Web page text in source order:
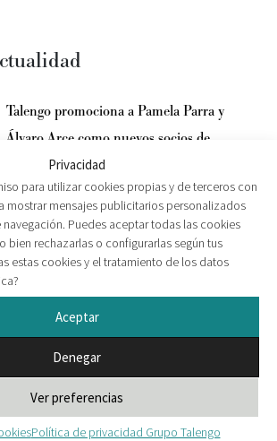
Privacidad
para utilizar cookies propias y de terceros con
mostrar mensajes publicitarios personalizados
navegación. Puedes aceptar todas las cookies
bien rechazarlas o configurarlas según tus
estas cookies y el tratamiento de los datos
Aceptar
Denegar
Ver preferencias
Política de privacidad Grupo Talengo
Talengo promociona a Pamela Parra y
Álvaro Arce como nuevos socios de
Ampliando la perspectiva de gobierno:
un nuevo horizonte para las empresas
familiares
Talengo e Innuba: impulsando el
liderazgo en la era de la IA